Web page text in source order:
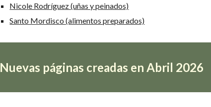
Nicole Rodríguez (uñas y peinados)
Santo Mordisco (alimentos preparados)
Nuevas páginas creadas en Abril 2026